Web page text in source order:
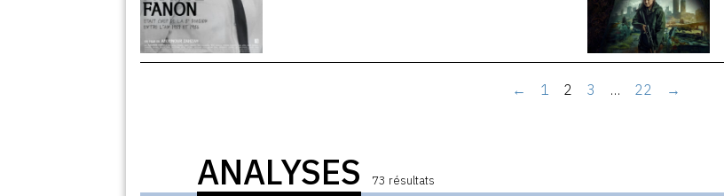
← 1 2 3 … 22 →
ANALYSES 73 résultats